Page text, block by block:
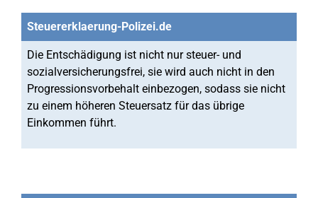
Steuererklaerung-Polizei.de
Die Entschädigung ist nicht nur steuer- und
sozialversicherungsfrei, sie wird auch nicht in den
Progressionsvorbehalt einbezogen, sodass sie nicht
zu einem höheren Steuersatz für das übrige
Einkommen führt.